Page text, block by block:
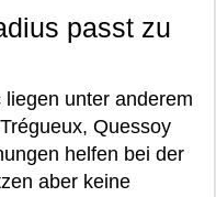
passt zu
unter anderem
Quessoy
helfen bei der
aber keine